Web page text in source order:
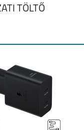
TÖLTŐ